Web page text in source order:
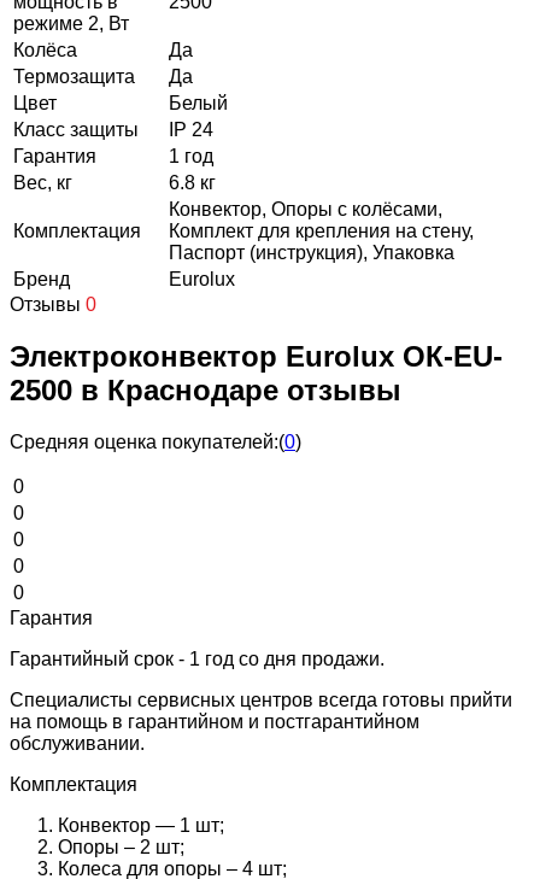
режиме 2, Вт
Колёса
Да
Термозащита
Да
Цвет
Белый
Класс защиты
IP 24
Гарантия
1 год
Вес, кг
6.8 кг
Комплектация
Конвектор, Опоры с колёсами,
Комплект для крепления на стену,
Паспорт (инструкция), Упаковка
Бренд
Eurolux
Отзывы 0
Электроконвектор Eurolux ОК-EU-
2500 в Краснодаре отзывы
Средняя оценка покупателей:(0)
0
0
0
0
0
Гарантия
Гарантийный срок - 1 год со дня продажи.
Специалисты сервисных центров всегда готовы прийти
на помощь в гарантийном и постгарантийном
обслуживании.
Комплектация
Конвектор — 1 шт;
Опоры – 2 шт;
Колеса для опоры – 4 шт;